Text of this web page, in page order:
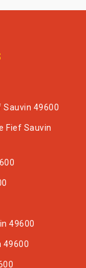
Sauvin 49600
Fief Sauvin
49600
49600